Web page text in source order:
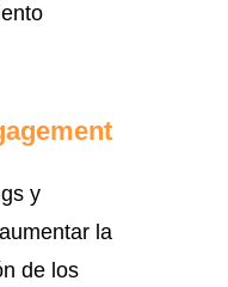
y
la
de los